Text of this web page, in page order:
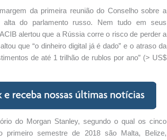
da primeira reunião do Conselho sobre a
do parlamento russo. Nem tudo em seus
alertou que a Rússia corre o risco de perder a
que “o dinheiro digital já é dado” e o atraso da
de até 1 trilhão de rublos por ano” (> US$
do Morgan Stanley, segundo o qual os cinco
primeiro semestre de 2018 são Malta, Belize,